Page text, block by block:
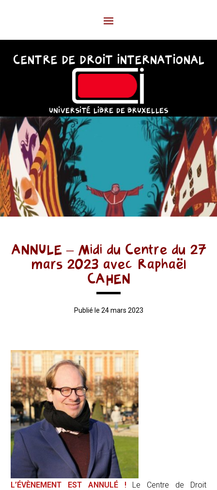
CENTRE DE DROIT INTERNATIONAL
UNIVERSITÉ LIBRE DE BRUXELLES
ANNULE – Midi du Centre du 27
mars 2023 avec Raphaël
CAHEN
Publié le 24 mars 2023
L’ÉVÈNEMENT EST ANNULÉ ! Le Centre de Droit